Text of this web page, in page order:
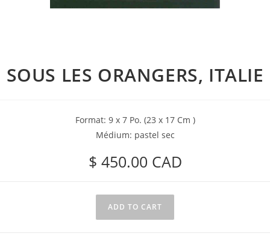
SOUS LES ORANGERS, ITALIE
Format: 9 x 7 Po. (23 x 17 Cm )
Médium: pastel sec
$ 450.00 CAD
ADD TO CART